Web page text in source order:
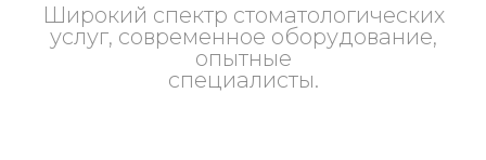
Широкий спектр стоматологических
услуг, современное оборудование,
опытные
специалисты.